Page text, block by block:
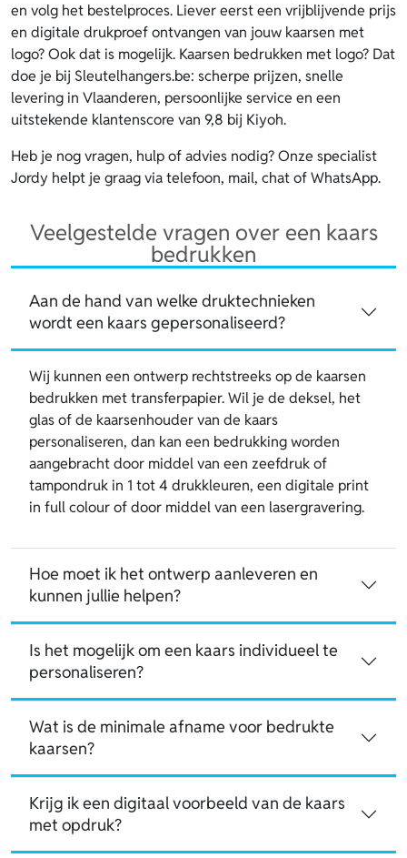
en volg het bestelproces. Liever eerst een vrijblijvende prijs
en digitale drukproef ontvangen van jouw kaarsen met
logo? Ook dat is mogelijk. Kaarsen bedrukken met logo? Dat
doe je bij Sleutelhangers.be: scherpe prijzen, snelle
levering in Vlaanderen, persoonlijke service en een
uitstekende klantenscore van 9,8 bij Kiyoh.
Heb je nog vragen, hulp of advies nodig? Onze specialist
Jordy helpt je graag via telefoon, mail, chat of WhatsApp.
Veelgestelde vragen over een kaars
bedrukken
Aan de hand van welke druktechnieken
wordt een kaars gepersonaliseerd?
Wij kunnen een ontwerp rechtstreeks op de kaarsen
bedrukken met transferpapier. Wil je de deksel, het
glas of de kaarsenhouder van de kaars
personaliseren, dan kan een bedrukking worden
aangebracht door middel van een zeefdruk of
tampondruk in 1 tot 4 drukkleuren, een digitale print
in full colour of door middel van een lasergravering.
Hoe moet ik het ontwerp aanleveren en
kunnen jullie helpen?
Is het mogelijk om een kaars individueel te
personaliseren?
Wat is de minimale afname voor bedrukte
kaarsen?
Krijg ik een digitaal voorbeeld van de kaars
met opdruk?